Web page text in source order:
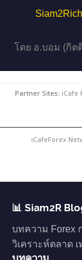
Siam2Rich
โดย อ.บอม (กิต
Partner Sites: iCafe
iCafeForex
📊 Siam2R
บทความ Forex
วิเคราะห์ตลาด